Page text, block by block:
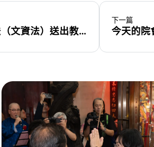
連續一週的審理，終於將文化資產保存法（文資法）送出教育文化委員會了！
下一篇
今天的院